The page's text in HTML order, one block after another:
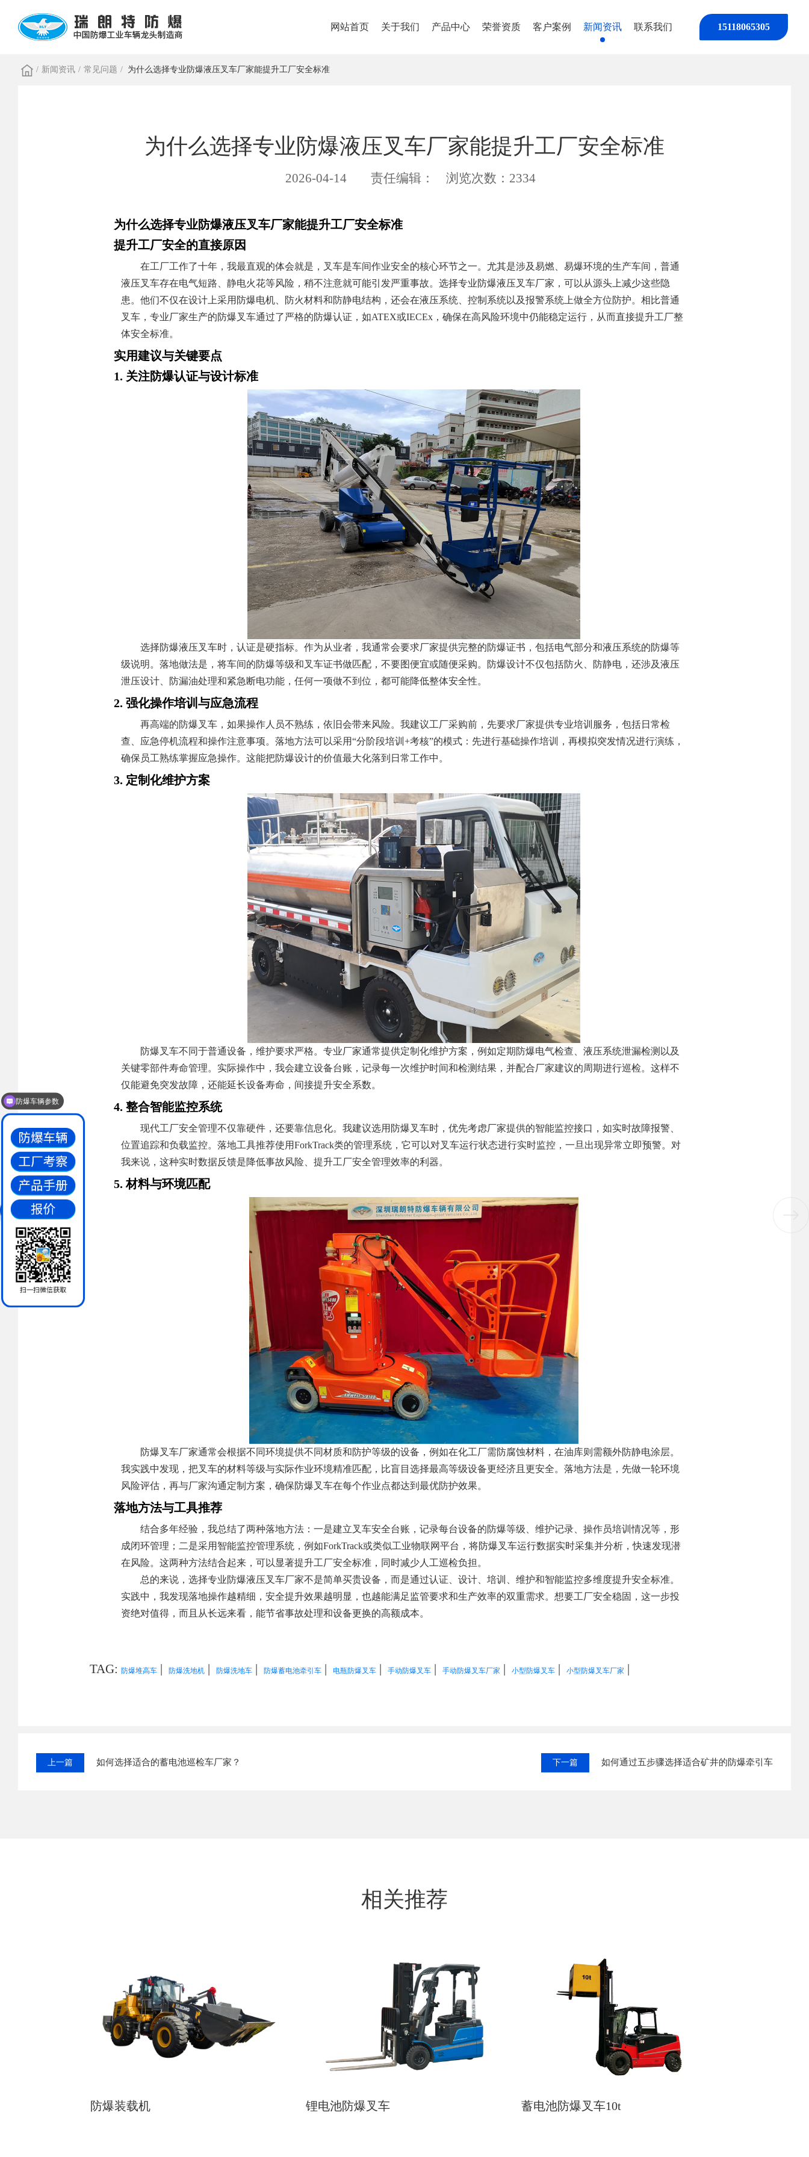
网站首页 关于我们 产品中心 荣誉资质 客户案例 新闻资讯 联系我们 15118065305
/ 新闻资讯 / 常见问题 / 为什么选择专业防爆液压叉车厂家能提升工厂安全标准
为什么选择专业防爆液压叉车厂家能提升工厂安全标准
2026-04-14 责任编辑： 浏览次数：2334
为什么选择专业防爆液压叉车厂家能提升工厂安全标准
提升工厂安全的直接原因
在工厂工作了十年，我最直观的体会就是，叉车是车间作业安全的核心环节之一。尤其是涉及易燃、易爆环境的生产车间，普通
液压叉车存在电气短路、静电火花等风险，稍不注意就可能引发严重事故。选择专业防爆液压叉车厂家，可以从源头上减少这些隐
患。他们不仅在设计上采用防爆电机、防火材料和防静电结构，还会在液压系统、控制系统以及报警系统上做全方位防护。相比普通
叉车，专业厂家生产的防爆叉车通过了严格的防爆认证，如ATEX或IECEx，确保在高风险环境中仍能稳定运行，从而直接提升工厂整
体安全标准。
实用建议与关键要点
1. 关注防爆认证与设计标准
选择防爆液压叉车时，认证是硬指标。作为从业者，我通常会要求厂家提供完整的防爆证书，包括电气部分和液压系统的防爆等
级说明。落地做法是，将车间的防爆等级和叉车证书做匹配，不要图便宜或随便采购。防爆设计不仅包括防火、防静电，还涉及液压
泄压设计、防漏油处理和紧急断电功能，任何一项做不到位，都可能降低整体安全性。
2. 强化操作培训与应急流程
再高端的防爆叉车，如果操作人员不熟练，依旧会带来风险。我建议工厂采购前，先要求厂家提供专业培训服务，包括日常检
查、应急停机流程和操作注意事项。落地方法可以采用“分阶段培训+考核”的模式：先进行基础操作培训，再模拟突发情况进行演练，
确保员工熟练掌握应急操作。这能把防爆设计的价值最大化落到日常工作中。
3. 定制化维护方案
防爆叉车不同于普通设备，维护要求严格。专业厂家通常提供定制化维护方案，例如定期防爆电气检查、液压系统泄漏检测以及
关键零部件寿命管理。实际操作中，我会建立设备台账，记录每一次维护时间和检测结果，并配合厂家建议的周期进行巡检。这样不
仅能避免突发故障，还能延长设备寿命，间接提升安全系数。
4. 整合智能监控系统
现代工厂安全管理不仅靠硬件，还要靠信息化。我建议选用防爆叉车时，优先考虑厂家提供的智能监控接口，如实时故障报警、
位置追踪和负载监控。落地工具推荐使用ForkTrack类的管理系统，它可以对叉车运行状态进行实时监控，一旦出现异常立即预警。对
我来说，这种实时数据反馈是降低事故风险、提升工厂安全管理效率的利器。
5. 材料与环境匹配
防爆叉车厂家通常会根据不同环境提供不同材质和防护等级的设备，例如在化工厂需防腐蚀材料，在油库则需额外防静电涂层。
我实践中发现，把叉车的材料等级与实际作业环境精准匹配，比盲目选择最高等级设备更经济且更安全。落地方法是，先做一轮环境
风险评估，再与厂家沟通定制方案，确保防爆叉车在每个作业点都达到最优防护效果。
落地方法与工具推荐
结合多年经验，我总结了两种落地方法：一是建立叉车安全台账，记录每台设备的防爆等级、维护记录、操作员培训情况等，形
成闭环管理；二是采用智能监控管理系统，例如ForkTrack或类似工业物联网平台，将防爆叉车运行数据实时采集并分析，快速发现潜
在风险。这两种方法结合起来，可以显著提升工厂安全标准，同时减少人工巡检负担。
总的来说，选择专业防爆液压叉车厂家不是简单买贵设备，而是通过认证、设计、培训、维护和智能监控多维度提升安全标准。
实践中，我发现落地操作越精细，安全提升效果越明显，也越能满足监管要求和生产效率的双重需求。想要工厂安全稳固，这一步投
资绝对值得，而且从长远来看，能节省事故处理和设备更换的高额成本。
TAG: 防爆堆高车 | 防爆洗地机 | 防爆洗地车 | 防爆蓄电池牵引车 | 电瓶防爆叉车 | 手动防爆叉车 | 手动防爆叉车厂家 | 小型防爆叉车 | 小型防爆叉车厂家 |
上一篇 如何选择适合的蓄电池巡检车厂家？ 下一篇 如何通过五步骤选择适合矿井的防爆牵引车
相关推荐
防爆装载机 锂电池防爆叉车 蓄电池防爆叉车10t
需要试驾